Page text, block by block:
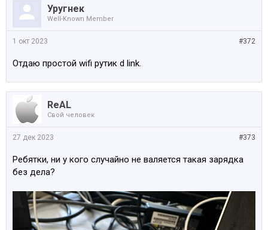
Уругнек
Well-Known Member
#372
1 окт 2023
Отдаю простой wifi рутик d link.
ReAL
Свой человек
#373
27 дек 2023
Ребятки, ни у кого случайно не валяется такая зарядка
без дела?